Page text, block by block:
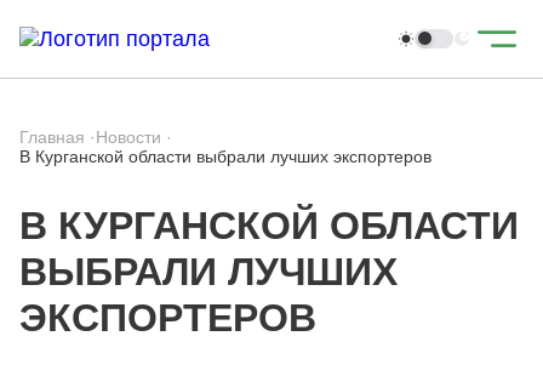
Главная ·Новости ·
В Курганской области выбрали лучших экспортеров
В КУРГАНСКОЙ ОБЛАСТИ
ВЫБРАЛИ ЛУЧШИХ
ЭКСПОРТЕРОВ